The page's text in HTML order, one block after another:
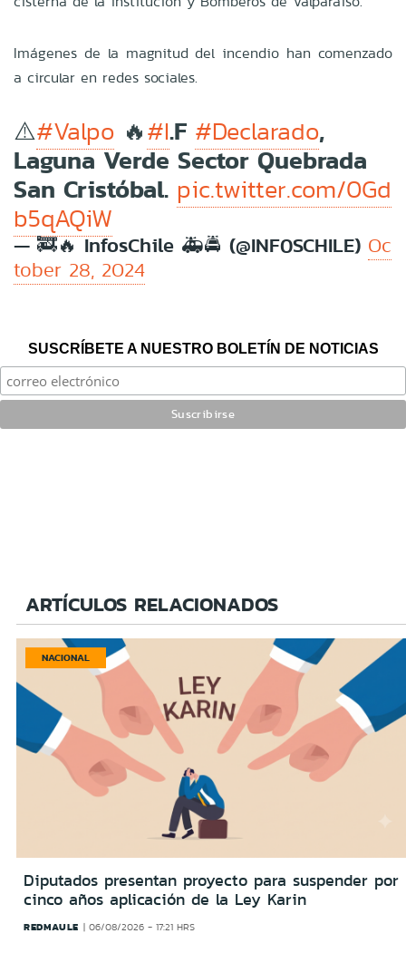
Imágenes de la magnitud del incendio han comenzado
a circular en redes sociales.
⚠️#Valpo 🔥#I.F #Declarado,
Laguna Verde Sector Quebrada
San Cristóbal. pic.twitter.com/0Gd
b5qAQiW
— 🚒🔥 InfosChile 🚑🚔 (@INF0SCHILE) Oc
tober 28, 2024
SUSCRÍBETE A NUESTRO BOLETÍN DE NOTICIAS
ARTÍCULOS RELACIONADOS
NACIONAL
Diputados presentan proyecto para suspender por
cinco años aplicación de la Ley Karin
REDMAULE 06/08/2026 - 17:21 HRS